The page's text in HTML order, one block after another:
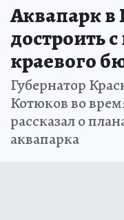
Аквапарк в
достроить
краевого
Губернатор
Котюков во
рассказал о
аквапарка